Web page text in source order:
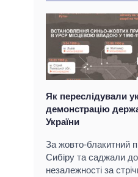
Як переслідували
демонстрацію
України
За жовто-блакитний
Сибіру та саджали до
незалежності за